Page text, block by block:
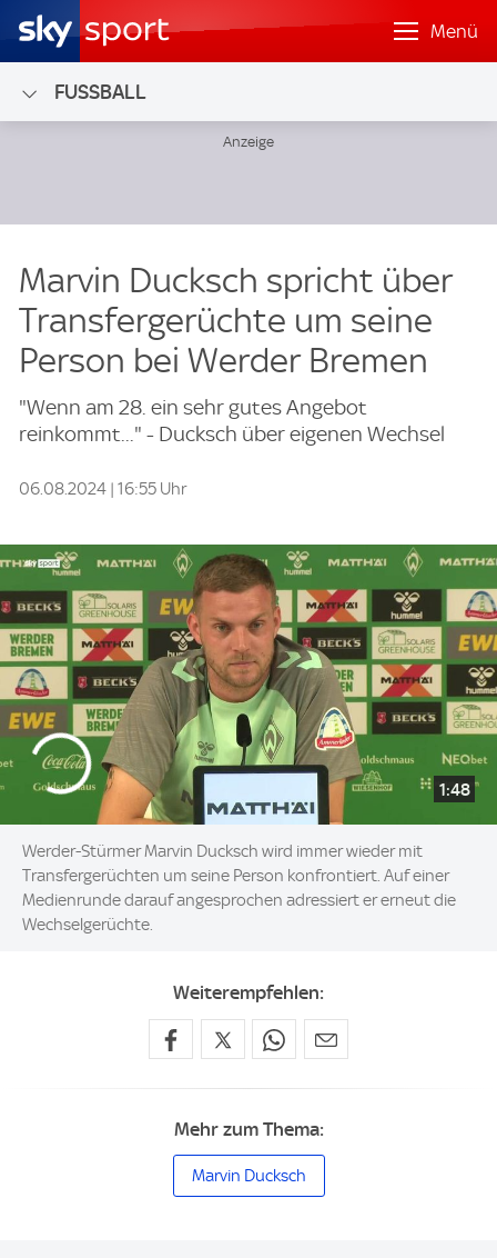
Menü
FUSSBALL
Marvin Ducksch spricht über
Transfergerüchte um seine
Person bei Werder Bremen
"Wenn am 28. ein sehr gutes Angebot
reinkommt..." - Ducksch über eigenen Wechsel
06.08.2024 | 16:55 Uhr
1:48
Werder-Stürmer Marvin Ducksch wird immer wieder mit
Transfergerüchten um seine Person konfrontiert. Auf einer
Medienrunde darauf angesprochen adressiert er erneut die
Wechselgerüchte.
Weiterempfehlen:
Mehr zum Thema:
Marvin Ducksch